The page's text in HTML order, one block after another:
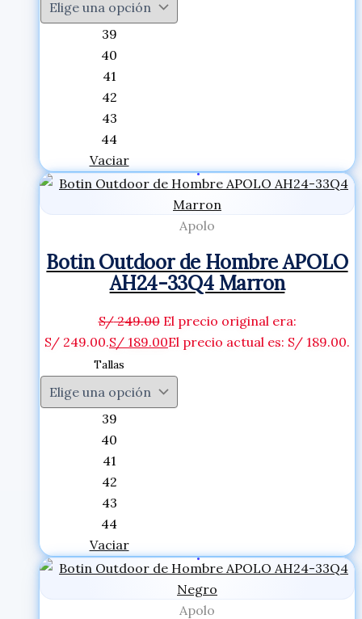
39
40
41
42
43
44
Vaciar
Apolo
Botin Outdoor de Hombre APOLO
AH24-33Q4 Marron
S/249.00 El precio original era:
S/ 249.00.S/ 189.00El precio actual es: S/ 189.00.
Tallas
39
40
41
42
43
44
Vaciar
Apolo